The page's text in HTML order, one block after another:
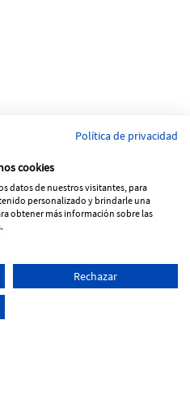
Rohans
53, nave 5
Montgrí - Girona
761 066
Política de privacidad
cookies
datos de nuestros visitantes, para
personalizado y brindarle una
obtener más información sobre las
Rechazar